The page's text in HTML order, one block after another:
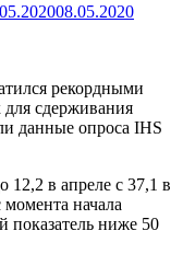
08.05.2020
рекордными
сдерживания
данные опроса IHS
12,2 в апреле с 37,1 в
начала
показатель ниже 50